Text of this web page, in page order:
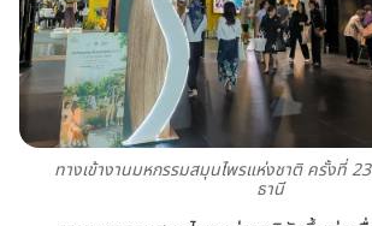
ทางเข้างานมหกรรมสมุนไพรแห่งชาติ ครั้งที่
ธานี